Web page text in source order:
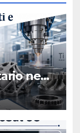
negli
board,
J.